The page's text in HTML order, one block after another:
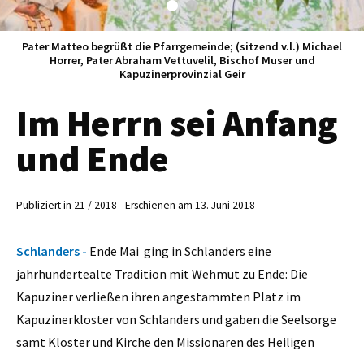
Pater Matteo begrüßt die Pfarrgemeinde; (sitzend v.l.) Michael
Horrer, Pater Abraham Vettuvelil, Bischof Muser und
Kapuzinerprovinzial Geir
Im Herrn sei Anfang
und Ende
Publiziert in 21 / 2018 - Erschienen am 13. Juni 2018
Schlanders - Ende Mai ging in Schlanders eine
jahrhundertealte Tradition mit Wehmut zu Ende: Die
Kapuziner verließen ihren angestammten Platz im
Kapuzinerkloster von Schlanders und gaben die Seelsorge
samt Kloster und Kirche den Missionaren des Heiligen